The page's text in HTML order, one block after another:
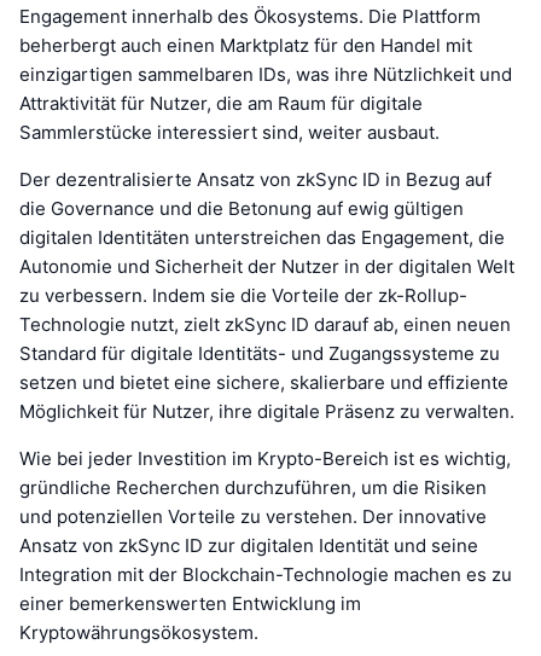
Engagement innerhalb des Ökosystems. Die Plattform
beherbergt auch einen Marktplatz für den Handel mit
einzigartigen sammelbaren IDs, was ihre Nützlichkeit und
Attraktivität für Nutzer, die am Raum für digitale
Sammlerstücke interessiert sind, weiter ausbaut.
Der dezentralisierte Ansatz von zkSync ID in Bezug auf
die Governance und die Betonung auf ewig gültigen
digitalen Identitäten unterstreichen das Engagement, die
Autonomie und Sicherheit der Nutzer in der digitalen Welt
zu verbessern. Indem sie die Vorteile der zk-Rollup-
Technologie nutzt, zielt zkSync ID darauf ab, einen neuen
Standard für digitale Identitäts- und Zugangssysteme zu
setzen und bietet eine sichere, skalierbare und effiziente
Möglichkeit für Nutzer, ihre digitale Präsenz zu verwalten.
Wie bei jeder Investition im Krypto-Bereich ist es wichtig,
gründliche Recherchen durchzuführen, um die Risiken
und potenziellen Vorteile zu verstehen. Der innovative
Ansatz von zkSync ID zur digitalen Identität und seine
Integration mit der Blockchain-Technologie machen es zu
einer bemerkenswerten Entwicklung im
Kryptowährungsökosystem.